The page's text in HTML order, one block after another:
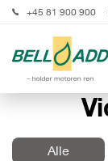
+45 81 900 900
Alle